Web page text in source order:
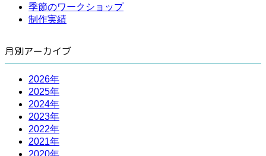
季節のワークショップ
制作実績
月別アーカイブ
2026年
2025年
2024年
2023年
2022年
2021年
2020年